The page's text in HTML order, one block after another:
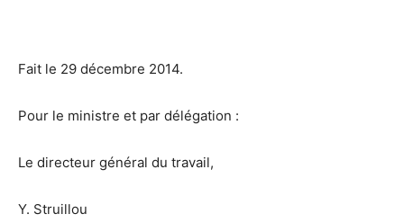
Fait le 29 décembre 2014.
Pour le ministre et par délégation :
Le directeur général du travail,
Y. Struillou